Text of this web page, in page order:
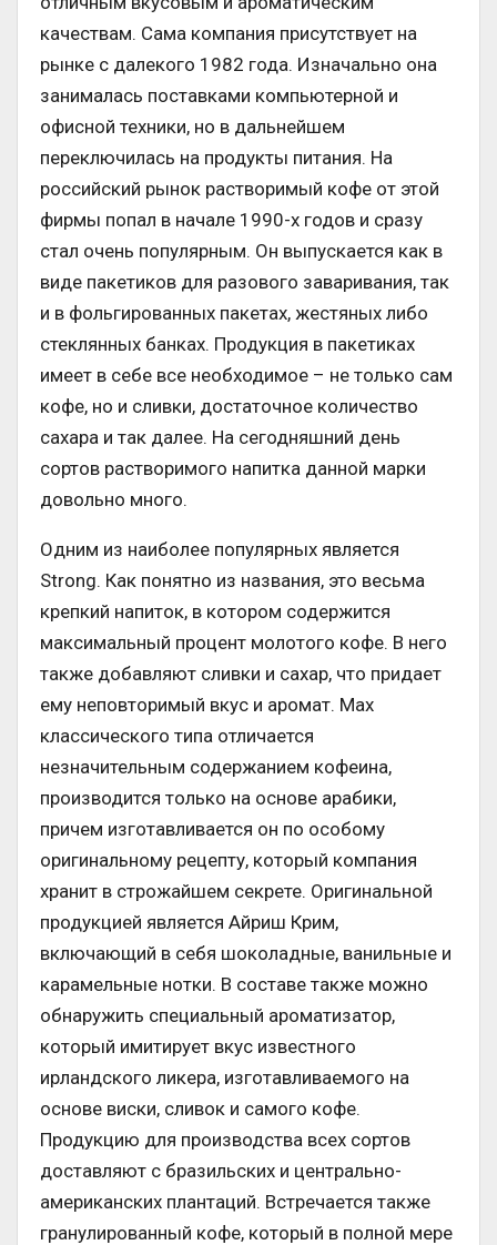
качествам. Сама компания присутствует на
рынке с далекого 1982 года. Изначально она
занималась поставками компьютерной и
офисной техники, но в дальнейшем
переключилась на продукты питания. На
российский рынок растворимый кофе от этой
фирмы попал в начале 1990-х годов и сразу
стал очень популярным. Он выпускается как в
виде пакетиков для разового заваривания, так
и в фольгированных пакетах, жестяных либо
стеклянных банках. Продукция в пакетиках
имеет в себе все необходимое – не только сам
кофе, но и сливки, достаточное количество
сахара и так далее. На сегодняшний день
сортов растворимого напитка данной марки
довольно много.
Одним из наиболее популярных является
Strong. Как понятно из названия, это весьма
крепкий напиток, в котором содержится
максимальный процент молотого кофе. В него
также добавляют сливки и сахар, что придает
ему неповторимый вкус и аромат. Max
классического типа отличается
незначительным содержанием кофеина,
производится только на основе арабики,
причем изготавливается он по особому
оригинальному рецепту, который компания
хранит в строжайшем секрете. Оригинальной
продукцией является Айриш Крим,
включающий в себя шоколадные, ванильные и
карамельные нотки. В составе также можно
обнаружить специальный ароматизатор,
который имитирует вкус известного
ирландского ликера, изготавливаемого на
основе виски, сливок и самого кофе.
Продукцию для производства всех сортов
доставляют с бразильских и центрально-
американских плантаций. Встречается также
гранулированный кофе, который в полной мере